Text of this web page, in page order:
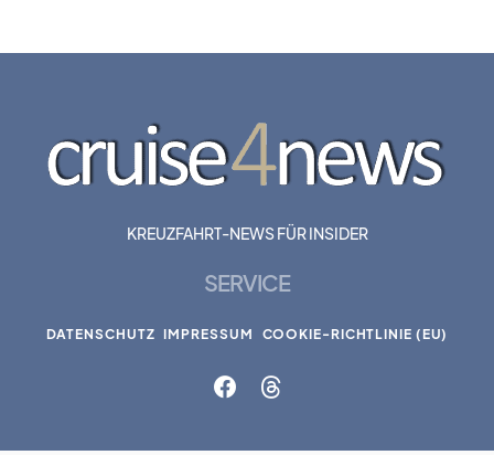
KREUZFAHRT-NEWS FÜR INSIDER
SERVICE
DATENSCHUTZ IMPRESSUM COOKIE-RICHTLINIE (EU)